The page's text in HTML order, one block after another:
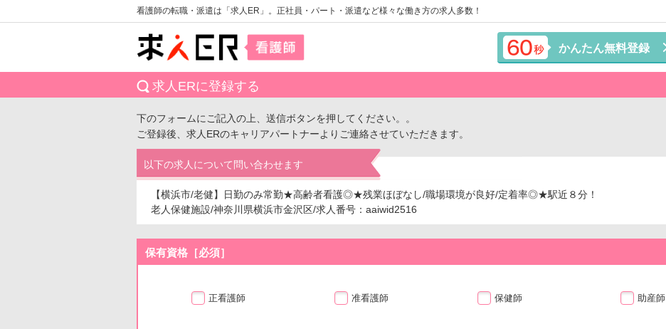
看護師の転職・派遣は「求人ER」。正社員・パート・派遣など様々な働き方の求人多数！
かんたん無料登録
求人ERに登録する
下のフォームにご記入の上、送信ボタンを押してください。。
ご登録後、求人ERのキャリアパートナーよりご連絡させていただきます。
以下の求人について問い合わせます
【横浜市/老健】日勤のみ常勤★高齢者看護◎★残業ほぼなし/職場環境が良好/定着率◎★駅近８分！
老人保健施設/神奈川県横浜市金沢区/求人番号：aaiwid2516
保有資格［必須］
正看護師 准看護師 保健師 助産師